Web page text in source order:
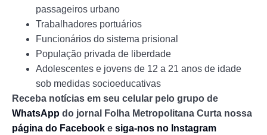
passageiros urbano
Trabalhadores portuários
Funcionários do sistema prisional
População privada de liberdade
Adolescentes e jovens de 12 a 21 anos de idade
sob medidas socioeducativas
Receba notícias em seu celular pelo grupo de
WhatsApp do jornal Folha Metropolitana Curta nossa
página do Facebook e siga-nos no Instagram